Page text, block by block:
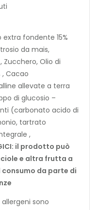
fondente 15%
da mais,
Zucchero, Olio di
, Cacao
allevate a terra
di glucosio –
(carbonato acido di
tartrato
,
il prodotto può
e altra frutta a
consumo da parte di
sono